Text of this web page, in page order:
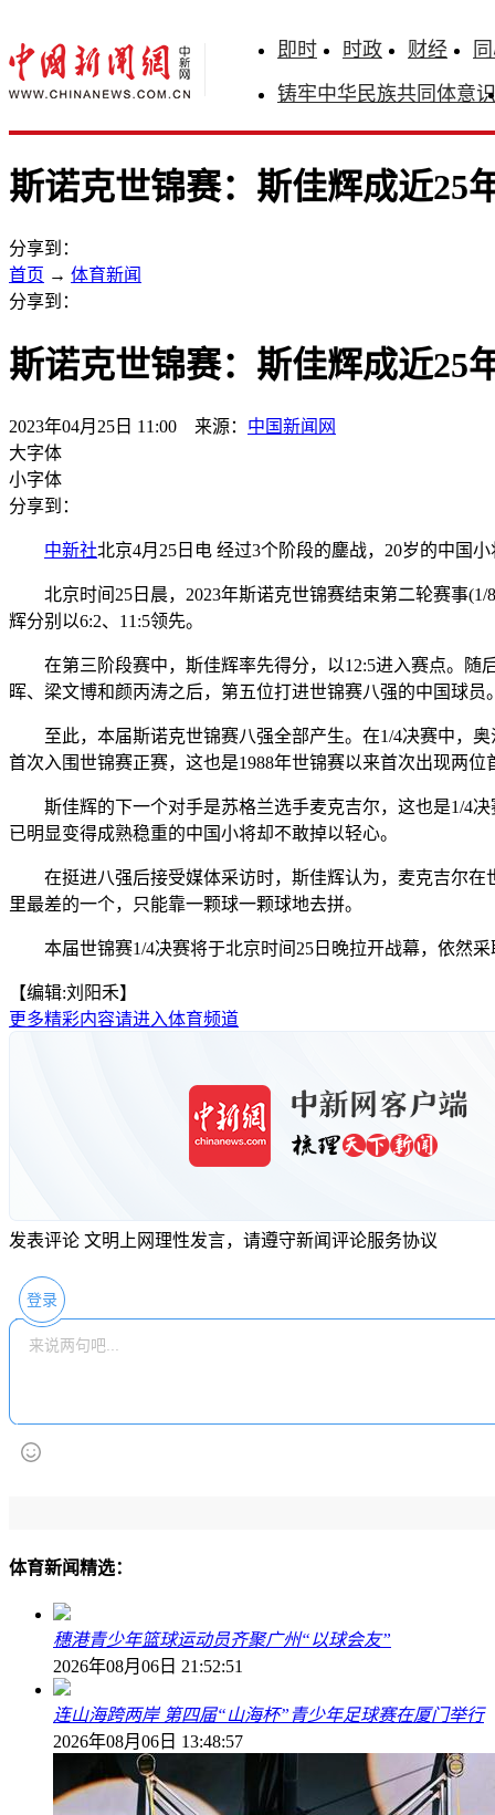
即时 时政 财经
铸牢中华民族共同体意识
斯诺克世锦赛：斯佳辉成近25
分享到：
首页 → 体育新闻
分享到：
斯诺克世锦赛：斯佳辉成近25
2023年04月25日 11:00 来源： 中国新闻网
大字体
小字体
分享到：
中新社北京4月25日电 经过3个阶段的鏖战，20岁的中国
北京时间25日晨，2023年斯诺克世锦赛结束第二轮赛事(1/
辉分别以6:2、11:5领先。
在第三阶段赛中，斯佳辉率先得分，以12:5进入赛点。随
晖、梁文博和颜丙涛之后，第五位打进世锦赛八强的中国球
至此，本届斯诺克世锦赛八强全部产生。在1/4决赛中，奥
首次入围世锦赛正赛，这也是1988年世锦赛以来首次出现两位
斯佳辉的下一个对手是苏格兰选手麦克吉尔，这也是1/4决
已明显变得成熟稳重的中国小将却不敢掉以轻心。
在挺进八强后接受媒体采访时，斯佳辉认为，麦克吉尔在
里最差的一个，只能靠一颗球一颗球地去拼。
本届世锦赛1/4决赛将于北京时间25日晚拉开战幕，依然采
【编辑:刘阳禾】
更多精彩内容请进入体育频道
发表评论 文明上网理性发言，请遵守新闻评论服务协议
登录
体育新闻精选：
穗港青少年篮球运动员齐聚广州“以球会友”
2026年08月06日 21:52:51
连山海跨两岸 第四届“山海杯”青少年足球赛在厦门举行
2026年08月06日 13:48:57